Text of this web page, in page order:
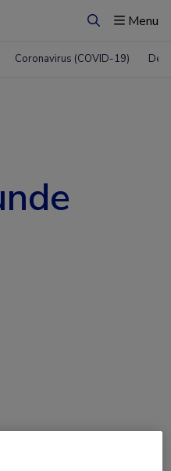
ZoekenMenu
Coronavirus (COVID-19)